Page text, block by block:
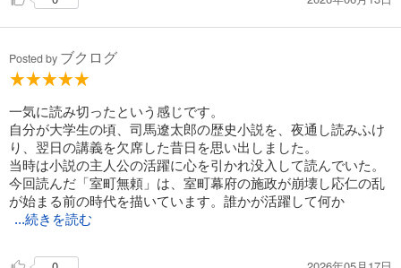
Posted by ブクログ
一気に読み切ったという感じです。
自分が大学生の頃、司馬遼太郎の歴史小説を、夜通し読みふけ
り、翌日の講義を欠席した昔日を思い出しました。
当時は小説の主人公の活躍に心を引かれ没入して読んでいた。
今回読んだ「室町無頼」は、室町幕府の施政が崩壊し応仁の乱
が始まる前の時代を描いています。誰かが活躍して何か
...続きを読む